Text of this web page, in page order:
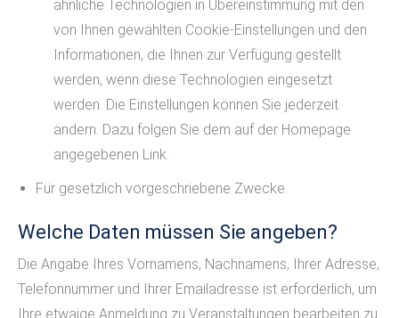
ähnliche Technologien in Übereinstimmung mit den
von Ihnen gewählten Cookie-Einstellungen und den
Informationen, die Ihnen zur Verfügung gestellt
werden, wenn diese Technologien eingesetzt
werden. Die Einstellungen können Sie jederzeit
ändern. Dazu folgen Sie dem auf der Homepage
angegebenen Link.
Für gesetzlich vorgeschriebene Zwecke.
Welche Daten müssen Sie angeben?
Die Angabe Ihres Vornamens, Nachnamens, Ihrer Adresse,
Telefonnummer und Ihrer Emailadresse ist erforderlich, um
Ihre etwaige Anmeldung zu Veranstaltungen bearbeiten zu